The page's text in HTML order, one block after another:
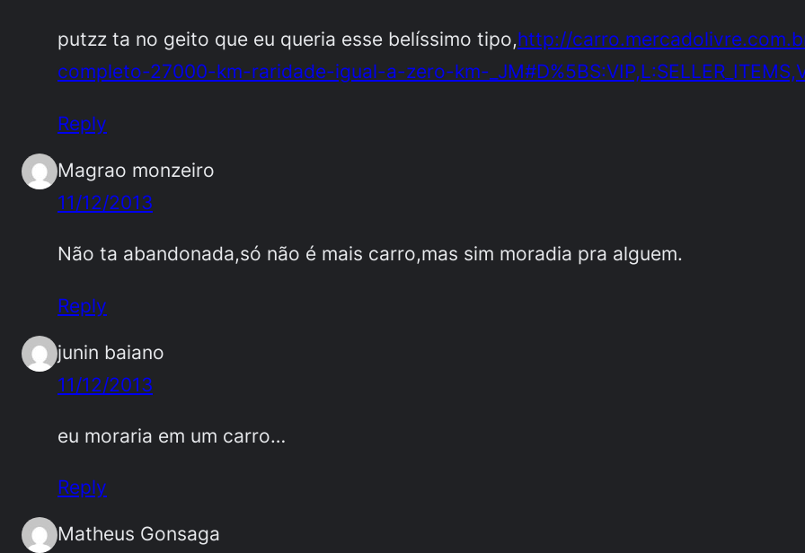
putzz ta no geito que eu queria esse belíssimo tipo,http://
completo-27000-km-raridade-igual-a-zero-km-
Reply
Magrao monzeiro
11/12/2013
Não ta abandonada,só não é mais carro,mas sim moradia pra alguem.
Reply
junin baiano
11/12/2013
eu moraria em um carro…
Reply
Matheus Gonsaga